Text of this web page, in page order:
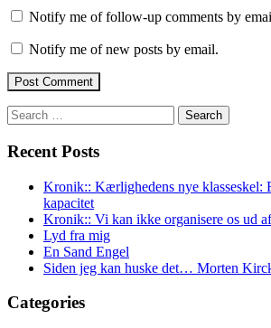
Notify me of follow-up comments by
Notify me of new posts by email.
Search
for:
Recent Posts
Kronik:: Kærlighedens nye klasseskel:
kapacitet
Kronik:: Vi kan ikke organisere os ud
Lyd fra mig
En Sand Engel
Siden jeg kan huske det… Morten
Categories